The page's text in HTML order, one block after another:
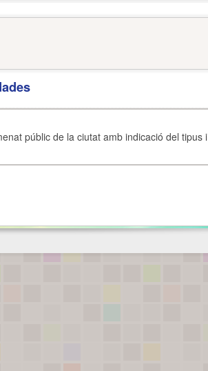
públic de la ciutat amb indicació del tipus i